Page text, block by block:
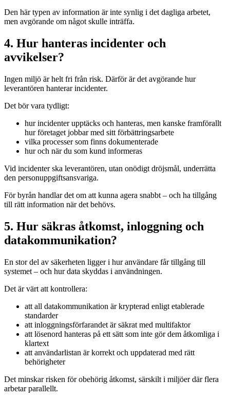
Den här typen av information är inte synlig i det dagliga arbetet,
men avgörande om något skulle inträffa.
4. Hur hanteras incidenter och
avvikelser?
Ingen miljö är helt fri från risk. Därför är det avgörande hur
leverantören hanterar incidenter.
Det bör vara tydligt:
hur incidenter upptäcks och hanteras, men kanske framförallt
hur företaget jobbar med sitt förbättringsarbete
vilka processer som finns dokumenterade
hur och när du som kund informeras
Vid incidenter ska leverantören, utan onödigt dröjsmål, underrätta
den personuppgiftsansvariga.
För byrån handlar det om att kunna agera snabbt – och ha tillgång
till rätt information när det behövs.
5. Hur säkras åtkomst, inloggning och
datakommunikation?
En stor del av säkerheten ligger i hur användare får tillgång till
systemet – och hur data skyddas i användningen.
Det är värt att kontrollera:
att all datakommunikation är krypterad enligt etablerade
standarder
att inloggningsförfarandet är säkrat med multifaktor
att lösenord hanteras på ett sätt som inte gör dem åtkomliga i
klartext
att användarlistan är korrekt och uppdaterad med rätt
behörigheter
Det minskar risken för obehörig åtkomst, särskilt i miljöer där flera
arbetar parallellt.